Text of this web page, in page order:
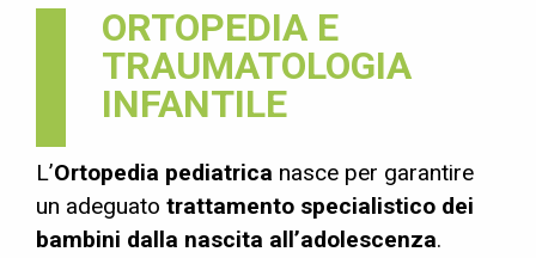
ORTOPEDIA E
TRAUMATOLOGIA
INFANTILE
L’Ortopedia pediatrica nasce per garantire
un adeguato trattamento specialistico dei
bambini dalla nascita all’adolescenza.